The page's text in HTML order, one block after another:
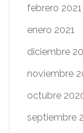
febrero 2021
enero 2021
diciembre
noviembre
octubre
septiembre